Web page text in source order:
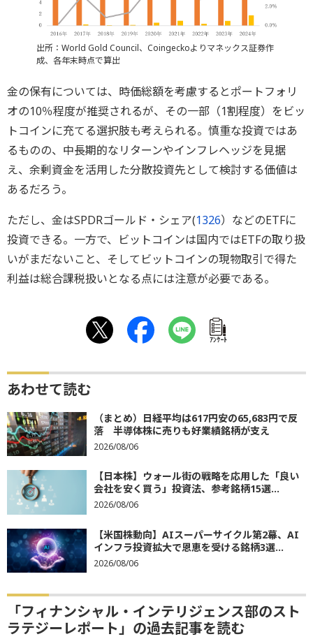
出所：World Gold Council、Coingeckoよりマネックス証券作
成、各年末時点で算出
金の保有については、時価総額を考慮するとポートフォリ
オの10％程度が推奨されるが、その一部（1割程度）をビッ
トコインに充てる選択肢も考えられる。慎重な投資ではあ
るものの、中長期的なリターンやインフレヘッジを見据
え、余剰資金を活用した分散投資先として検討する価値は
あるだろう。
ただし、金はSPDRゴールド・シェア(1326）などのETFに
投資できる。一方で、ビットコインは国内ではETFの取り扱
いがまだないこと、そしてビットコインの現物取引で得た
利益は総合課税扱いとなる点には注意が必要である。
ｱﾝｹｰﾄ
あわせて読む
（まとめ）日経平均は617円安の65,683円で反
落 半導体株に売りも好業績銘柄が支え
2026/08/06
【日本株】ウォール街の戦略を応用した「良い
会社を安く買う」投資法、参考銘柄15選...
2026/08/06
【米国株動向】AIスーパーサイクル第2幕、AI
インフラ投資拡大で恩恵を受ける銘柄3選...
2026/08/06
「フィナンシャル・インテリジェンス部のスト
ラテジーレポート」の過去記事を読む